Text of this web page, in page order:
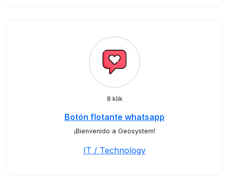
8 klik
Botón flotante whatsapp
¡Bienvenido a Geosystem!
IT / Technology